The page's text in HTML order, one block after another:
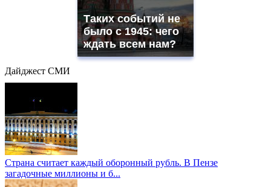
Таких событий не
было с 1945: чего
ждать всем нам?
Дайджест СМИ
Страна считает каждый оборонный рубль. В Пензе
загадочные миллионы и б...